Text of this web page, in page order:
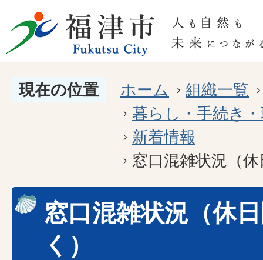
現在の位置 ホーム
組織一覧
暮らし・手続き
新着情報
窓口混雑状況（
窓口混雑状況（休
く）